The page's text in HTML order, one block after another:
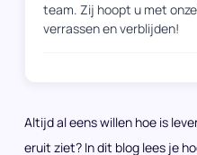
team. Zij hoopt u met
verrassen en verblijden!
Altijd al eens willen hoe is
eruit ziet? In dit blog lees je